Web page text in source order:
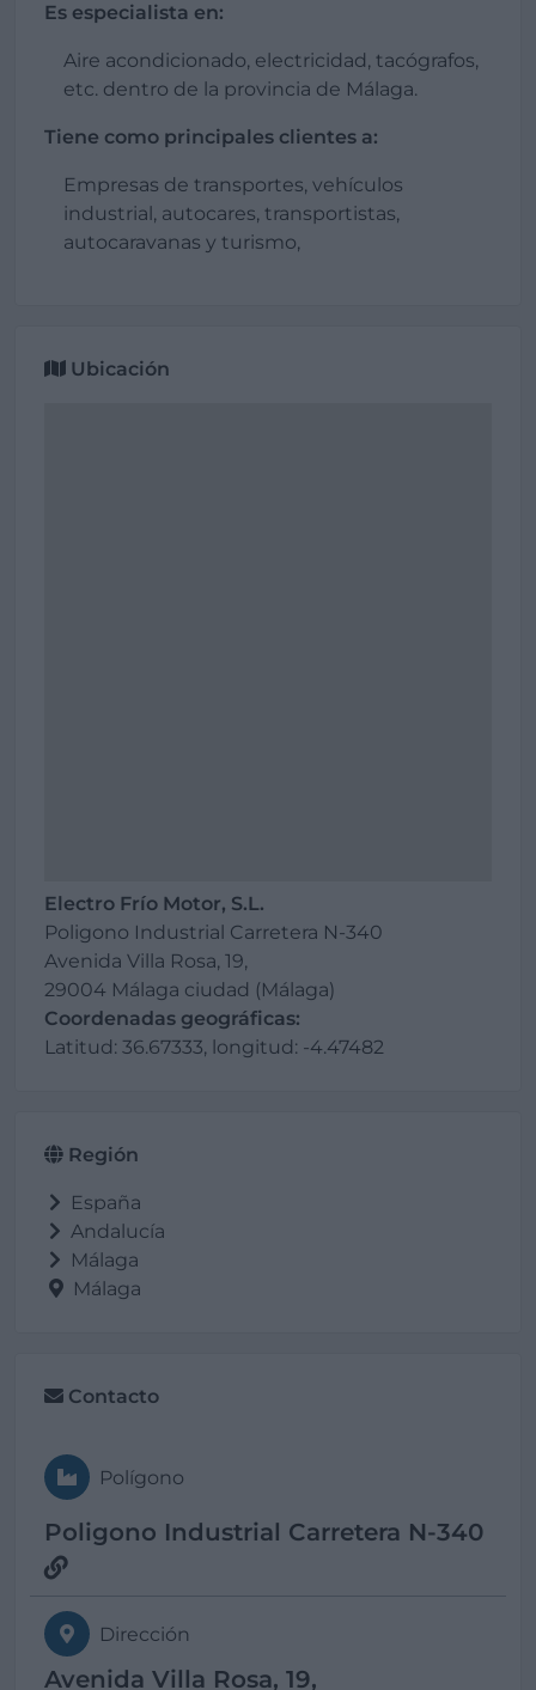
Es especialista en:
Aire acondicionado, electricidad, tacógrafos,
etc. dentro de la provincia de Málaga.
Tiene como principales clientes a:
Empresas de transportes, vehículos
industrial, autocares, transportistas,
autocaravanas y turismo,
Ubicación
Electro Frío Motor, S.L.
Poligono Industrial Carretera N-340
Avenida Villa Rosa, 19,
29004 Málaga ciudad (Málaga)
Coordenadas geográficas:
Latitud: 36.67333, longitud: -4.47482
Región
España
Andalucía
Málaga
Málaga
Contacto
Polígono
Poligono Industrial Carretera N-340
Dirección
Avenida Villa Rosa, 19,